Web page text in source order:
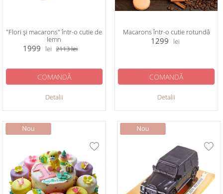
"Flori și macarons" într-o cutie de
lemn
1999 lei 2113lei
Detalii
COMANDĂ
Macarons într-o cutie rotundă
1299 lei
Detalii
COMANDĂ